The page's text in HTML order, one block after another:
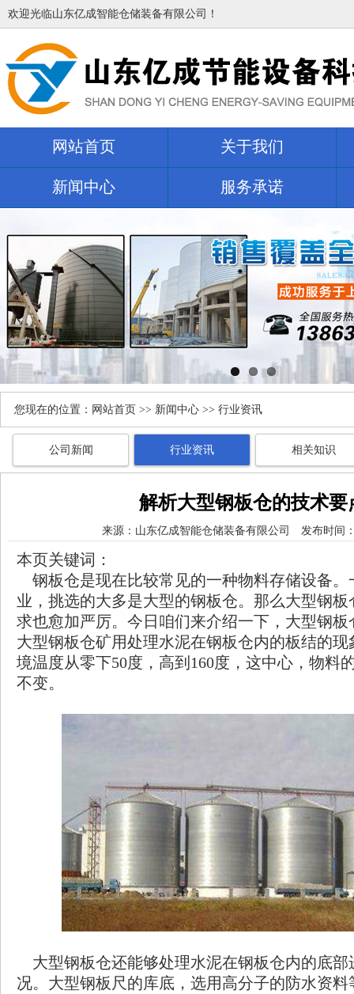
欢迎光临山东亿成智能仓储装备有限公司！
网站首页 关于我们
新闻中心 服务承诺
您现在的位置： 网站首页 >> 新闻中心 >> 行业资讯
公司新闻 行业资讯 相关知识
解析大型钢板仓的技术要
来源： 山东亿成智能仓储装备有限公司 发布时间
本页关键词：
钢板仓是现在比较常见的一种物料存储设备。
业，挑选的大多是大型的钢板仓。那么大型钢
求也愈加严厉。今日咱们来介绍一下，大型钢
大型钢板仓矿用处理水泥在钢板仓内的板结的
境温度从零下50度，高到160度，这中心，物料
不变。
大型钢板仓还能够处理水泥在钢板仓内的底部
况。大型钢板尺的库底，选用高分子的防水资